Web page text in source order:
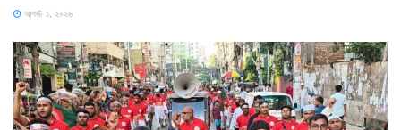
আগস্ট ১, ২০২৬